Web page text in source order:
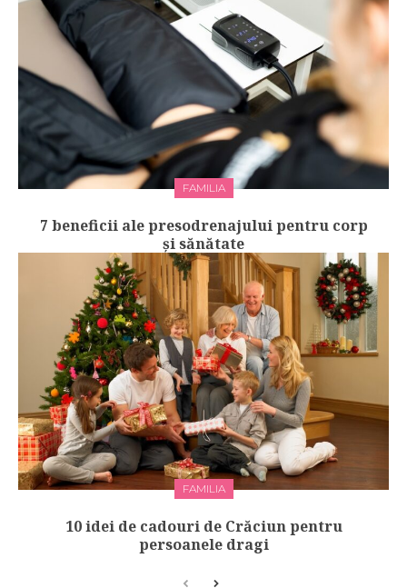
FAMILIA
7 beneficii ale presodrenajului pentru corp
și sănătate
FAMILIA
10 idei de cadouri de Crăciun pentru
persoanele dragi